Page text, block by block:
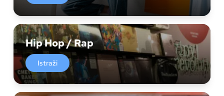
Hip Hop / Rap
Istraži